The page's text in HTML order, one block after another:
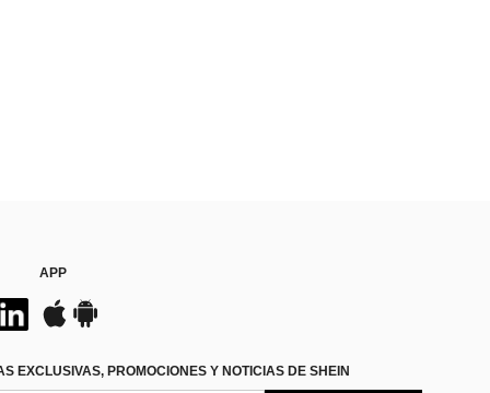
APP
EXCLUSIVAS, PROMOCIONES Y NOTICIAS DE SHEIN